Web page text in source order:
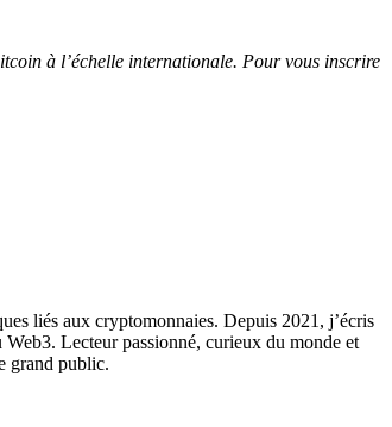
à l’échelle internationale. Pour vous inscrire
liés aux cryptomonnaies. Depuis 2021, j’écris
Lecteur passionné, curieux du monde et
grand public.